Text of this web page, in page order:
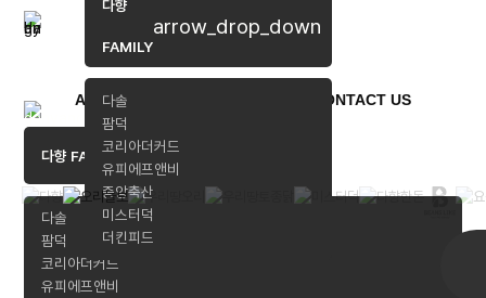
ABOUT US CONTACT US
다향 FAMILY arrow_drop_down
다솔
팜덕
코리아더커드
유피에프앤비
다향
FAMILY
arrow_drop_down
다솔
팜덕
코리아더커드
유피에프앤비
중앙축산
미스터덕
더킨피드